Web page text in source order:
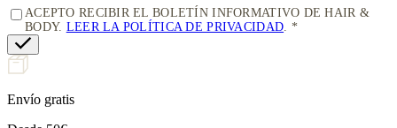
ACEPTO RECIBIR EL BOLETÍN INFORMATIVO DE HAIR &
BODY. LEER LA POLÍTICA DE PRIVACIDAD.
Envío gratis